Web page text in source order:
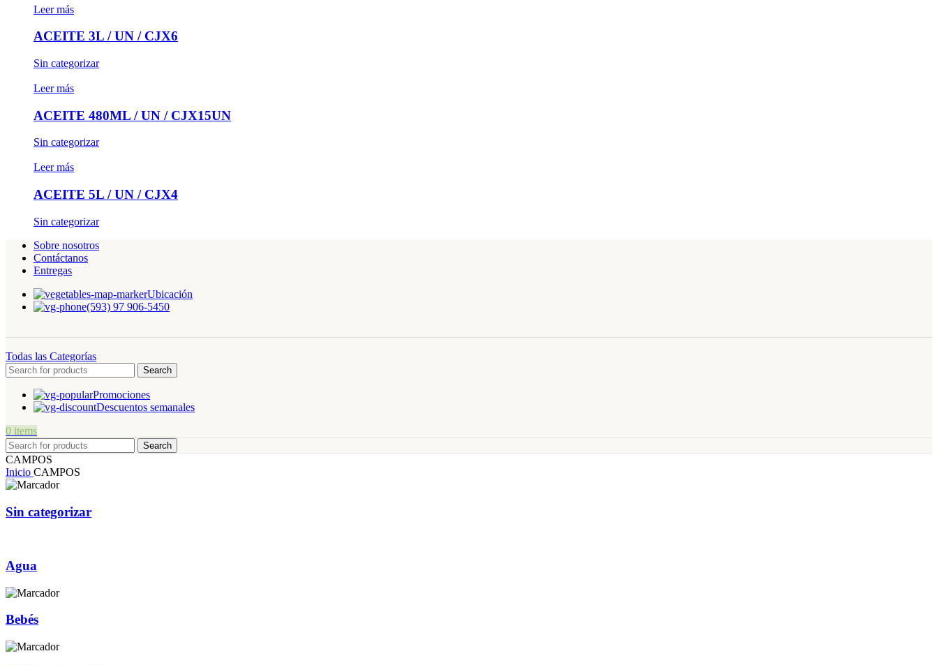
Leer más
ACEITE 3L / UN / CJX6
Sin categorizar
Leer más
ACEITE 480ML / UN / CJX15UN
Sin categorizar
Leer más
ACEITE 5L / UN / CJX4
Sin categorizar
Sobre nosotros
Contáctanos
Entregas
Ubicación
(593) 97 906-5450
Todas las Categorías
Search
Promociones
Descuentos semanales
0 items
Search
CAMPOS
Inicio CAMPOS
Sin categorizar
Agua
Bebés